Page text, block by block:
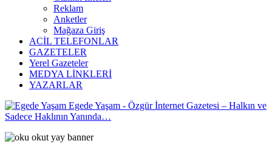
Reklam
Anketler
Mağaza Giriş
ACİL TELEFONLAR
GAZETELER
Yerel Gazeteler
MEDYA LİNKLERİ
YAZARLAR
Egede Yaşam - Özgür İnternet Gazetesi – Halkın ve
Sadece Haklının Yanında…